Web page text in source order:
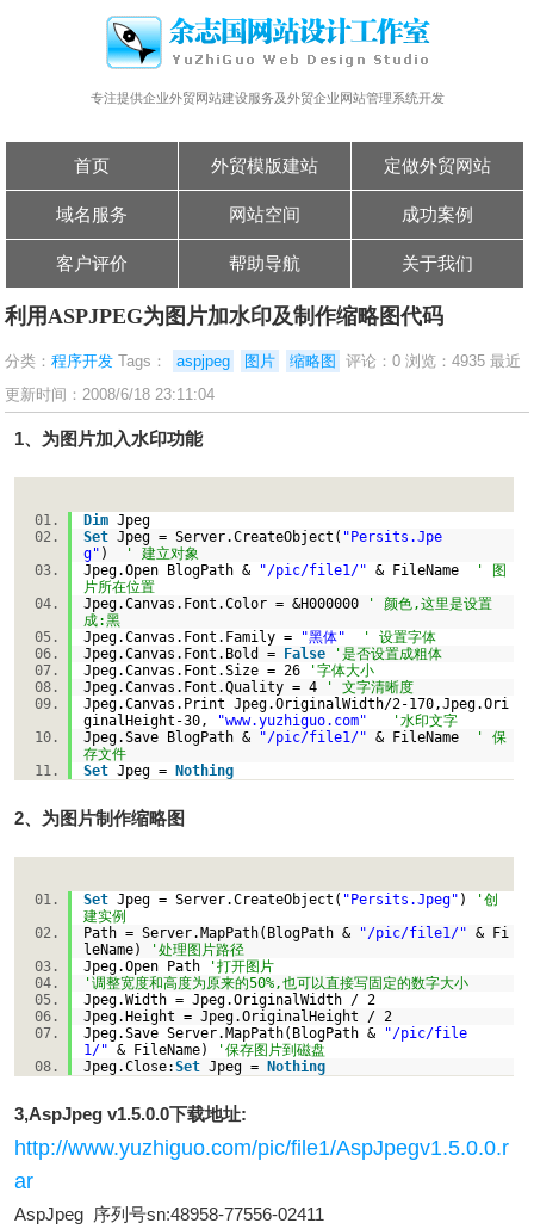
专注提供企业外贸网站建设服务及外贸企业网站管理系统开发
首页 外贸模版建站 定做外贸网站
域名服务 网站空间 成功案例
客户评价 帮助导航 关于我们
利用ASPJPEG为图片加水印及制作缩略图代码
分类：程序开发 Tags： aspjpeg 图片 缩略图
评论：0 浏览：4935 最近
更新时间：2008/6/18 23:11:04
1、为图片加入水印功能
Dim Jpeg
Set Jpeg = Server.CreateObject( "Persits.Jpe
g" )
' 建立对象
Jpeg.Open BlogPath &
"/pic/file1/" & FileName
' 图
片所在位置
Jpeg.Canvas.Font.Color = &H000000
' 颜色,这里是设置
成:黑
Jpeg.Canvas.Font.Family =
"黑体"
' 设置字体
Jpeg.Canvas.Font.Bold =
False
'是否设置成粗体
Jpeg.Canvas.Font.Size = 26
'字体大小
Jpeg.Canvas.Font.Quality = 4
' 文字清晰度
Jpeg.Canvas.Print Jpeg.OriginalWidth/2-170,Jpeg.Ori
ginalHeight-30,
"www.yuzhiguo.com"
'水印文字
Jpeg.Save BlogPath &
"/pic/file1/" & FileName
' 保
存文件
Set Jpeg = Nothing
2、为图片制作缩略图
Set Jpeg = Server.CreateObject( "Persits.Jpeg" )
'创
建实例
Path = Server.MapPath(BlogPath &
"/pic/file1/" & Fi
leName)
'处理图片路径
Jpeg.Open Path
'打开图片
'调整宽度和高度为原来的50%,也可以直接写固定的数字大小
Jpeg.Width = Jpeg.OriginalWidth / 2
Jpeg.Height = Jpeg.OriginalHeight / 2
Jpeg.Save Server.MapPath(BlogPath &
"/pic/file
1/" & FileName)
'保存图片到磁盘
Jpeg.Close:Set Jpeg = Nothing
3,AspJpeg v1.5.0.0下载地址:
http://www.yuzhiguo.com/pic/file1/AspJpegv1.5.0.0.r
ar
AspJpeg 序列号sn:48958-77556-02411